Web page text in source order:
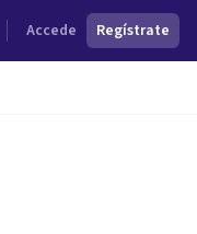
Accede Regístrate